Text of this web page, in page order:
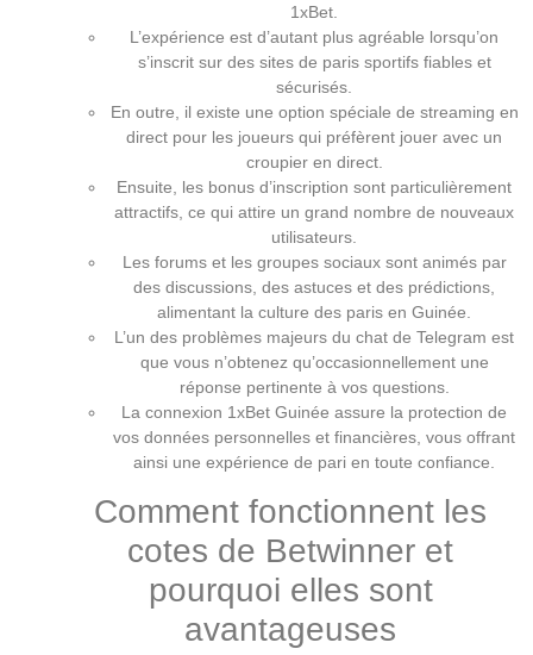
1xBet.
L’expérience est d’autant plus agréable lorsqu’on
s’inscrit sur des sites de paris sportifs fiables et
sécurisés.
En outre, il existe une option spéciale de streaming en
direct pour les joueurs qui préfèrent jouer avec un
croupier en direct.
Ensuite, les bonus d’inscription sont particulièrement
attractifs, ce qui attire un grand nombre de nouveaux
utilisateurs.
Les forums et les groupes sociaux sont animés par
des discussions, des astuces et des prédictions,
alimentant la culture des paris en Guinée.
L’un des problèmes majeurs du chat de Telegram est
que vous n’obtenez qu’occasionnellement une
réponse pertinente à vos questions.
La connexion 1xBet Guinée assure la protection de
vos données personnelles et financières, vous offrant
ainsi une expérience de pari en toute confiance.
Comment fonctionnent les
cotes de Betwinner et
pourquoi elles sont
avantageuses